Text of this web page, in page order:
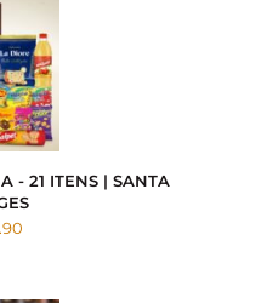
- 21 ITENS | SANTA